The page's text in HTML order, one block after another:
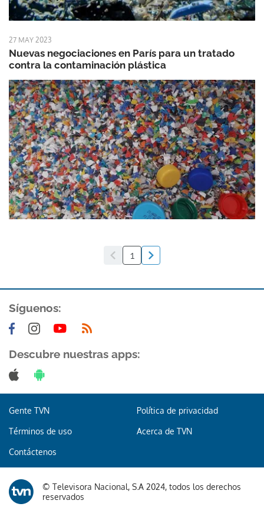
27 MAY 2023
Nuevas negociaciones en París para un tratado
contra la contaminación plástica
1
Síguenos:
Descubre nuestras apps:
Gente TVN Política de privacidad
Términos de uso Acerca de TVN
Contáctenos
© Televisora Nacional, S.A 2024, todos los derechos
reservados